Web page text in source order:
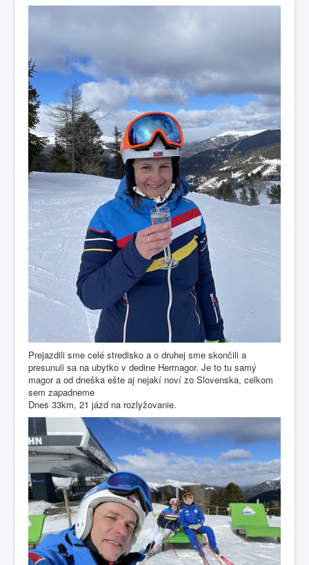
Prejazdili sme celé stredisko a o druhej sme skončili a
presunuli sa na ubytko v dedine Hermagor. Je to tu samý
magor a od dneška ešte aj nejakí noví zo Slovenska, celkom
sem zapadneme
Dnes 33km, 21 jázd na rozlyžovanie.